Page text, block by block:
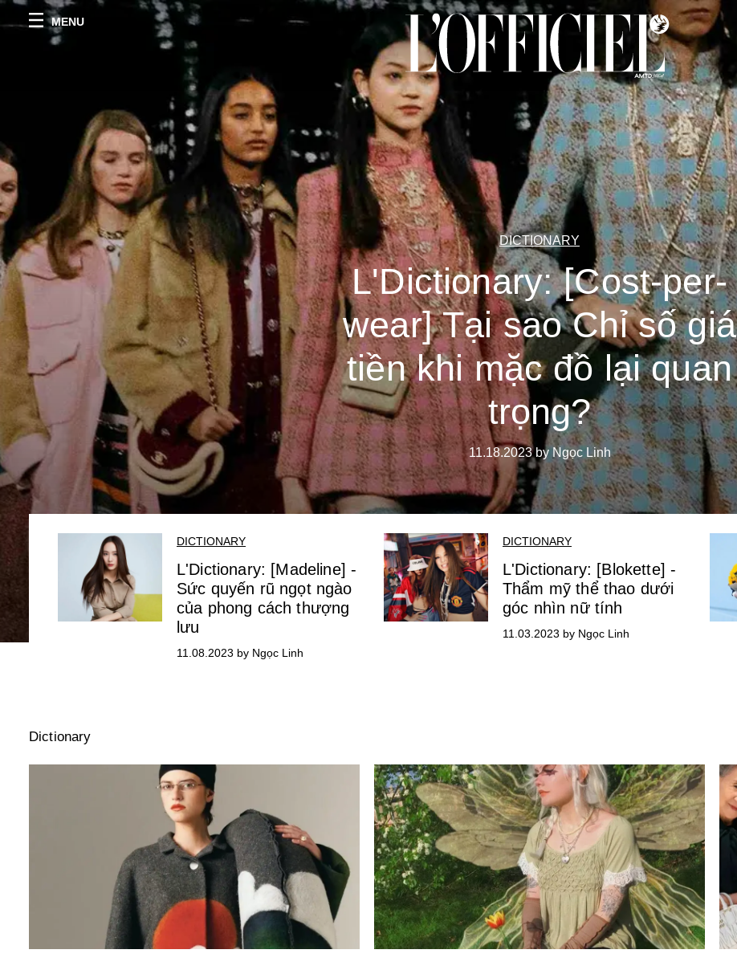
MENU
DICTIONARY
L'Dictionary: [Cost-per-
wear] Tại sao Chỉ số giá
tiền khi mặc đồ lại quan
trọng?
11.18.2023 by Ngọc Linh
DICTIONARY
L'Dictionary: [Madeline] -
Sức quyến rũ ngọt ngào
của phong cách thượng
lưu
11.08.2023 by Ngọc Linh
DICTIONARY
L'Dictionary: [Blokette] -
Thẩm mỹ thể thao dưới
góc nhìn nữ tính
11.03.2023 by Ngọc Linh
Dictionary